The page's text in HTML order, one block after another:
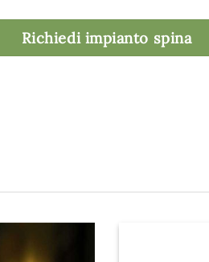
Richiedi impianto spina